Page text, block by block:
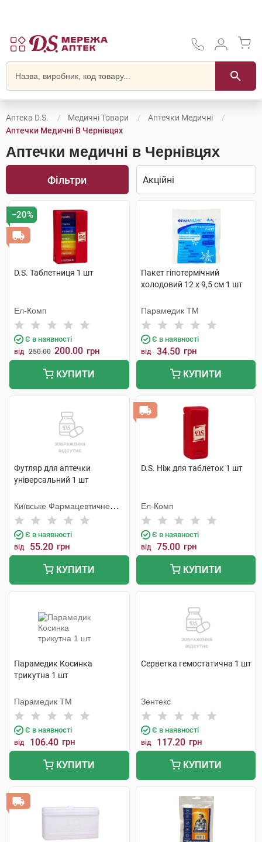
Аптека D.S. Медичні Товари
Аптечки Медичні
Аптечки Медичні В Чернівцях
Аптечки медичні в Чернівцях
Фільтри
−20%
D.S. Таблетниця 1 шт
Ел-Комп
Є в наявності
від 250.00 200.00 грн
КУПИТИ
Пакет гіпотермічний
холодовий 12 x 9,5 см 1 шт
Парамедик ТМ
Є в наявності
від 34.50 грн
КУПИТИ
Футляр для аптечки
універсальний 1 шт
Київське Фармацевтичне
Товариство ТОВ (Україна)
Є в наявності
від 55.20 грн
КУПИТИ
D.S. Ніж для таблеток 1 шт
Ел-Комп
Є в наявності
від 75.00 грн
КУПИТИ
Парамедик Косинка
трикутна 1 шт
Парамедик ТМ
Є в наявності
від 106.40 грн
КУПИТИ
Серветка гемостатична 1 шт
Зентекс
Є в наявності
від 117.20 грн
КУПИТИ